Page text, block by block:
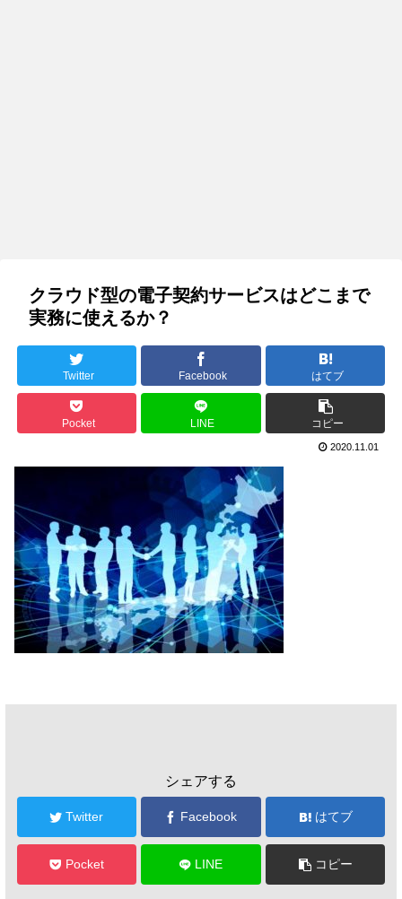
クラウド型の電子契約サービスはどこまで
実務に使えるか？
Twitter Facebook はてブ
Pocket LINE コピー
2020.11.01
シェアする
Twitter Facebook はてブ
Pocket LINE コピー